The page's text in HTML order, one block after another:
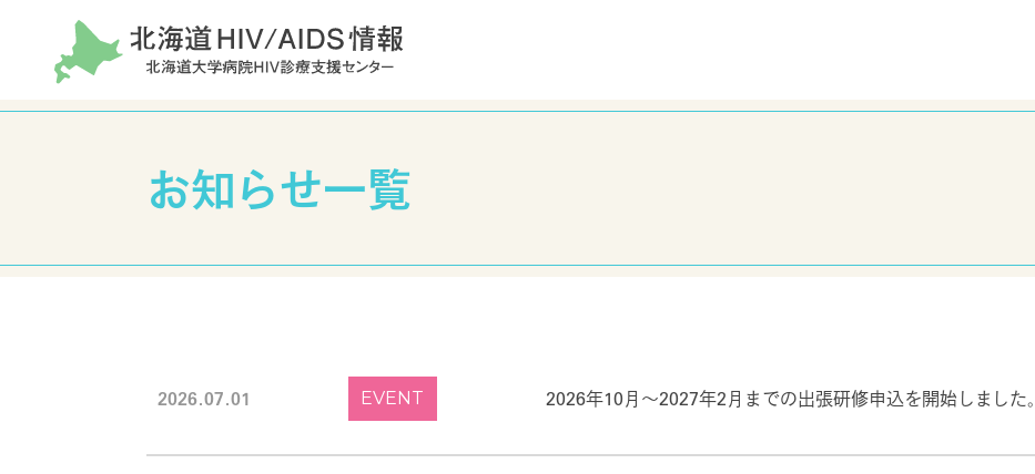
ご相談・お問い合わせ
相談窓口
HIV基礎知識
HIV感染からエイズ発症まで
HIV治療について
一般の皆さまへ
受診される方へ
医療従事者の皆さまへ
カウンセラーの活用について
針刺し損傷時の対応について
お知らせ一覧
2026.07.01 EVENT 2026年10月～2027年2月までの出張研修申込を開始しました。